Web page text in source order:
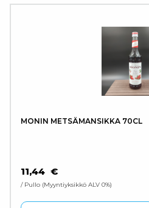
MONIN METSÄMANSIKKA 70CL
11,44 €
/ Pullo Myyntiyksikkö ALV 0%